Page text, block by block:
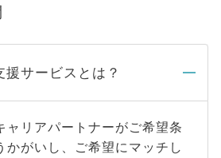
援サービスとは？
ャリアパートナーがご希望条
かがいし、ご希望にマッチし